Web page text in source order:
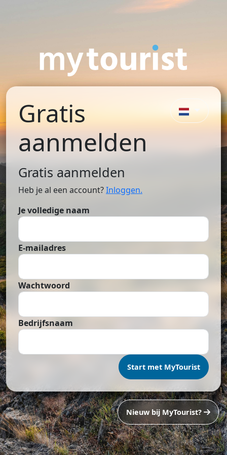
Gratis
aanmelden
Gratis aanmelden
Heb je al een account?Inloggen.
Je volledige naam
E-mailadres
Wachtwoord
Bedrijfsnaam
Start met MyTourist
Nieuw bij MyTourist?